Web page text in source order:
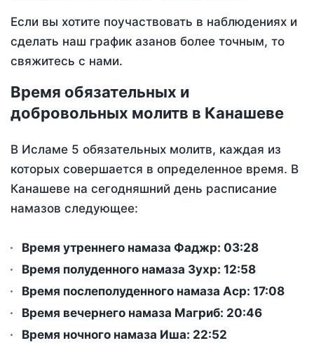
Если вы хотите поучаствовать в наблюдениях и
сделать наш график азанов более точным, то
свяжитесь с нами.
Время обязательных и
добровольных молитв в Канашеве
В Исламе 5 обязательных молитв, каждая из
которых совершается в определенное время. В
Канашеве на сегодняшний день расписание
намазов следующее:
Время утреннего намаза Фаджр: 03:28
Время полуденного намаза Зухр: 12:58
Время послеполуденного намаза Аср: 17:08
Время вечернего намаза Магриб: 20:46
Время ночного намаза Иша: 22:52